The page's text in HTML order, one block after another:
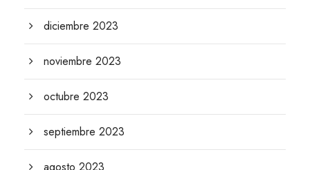
diciembre 2023
noviembre 2023
octubre 2023
septiembre 2023